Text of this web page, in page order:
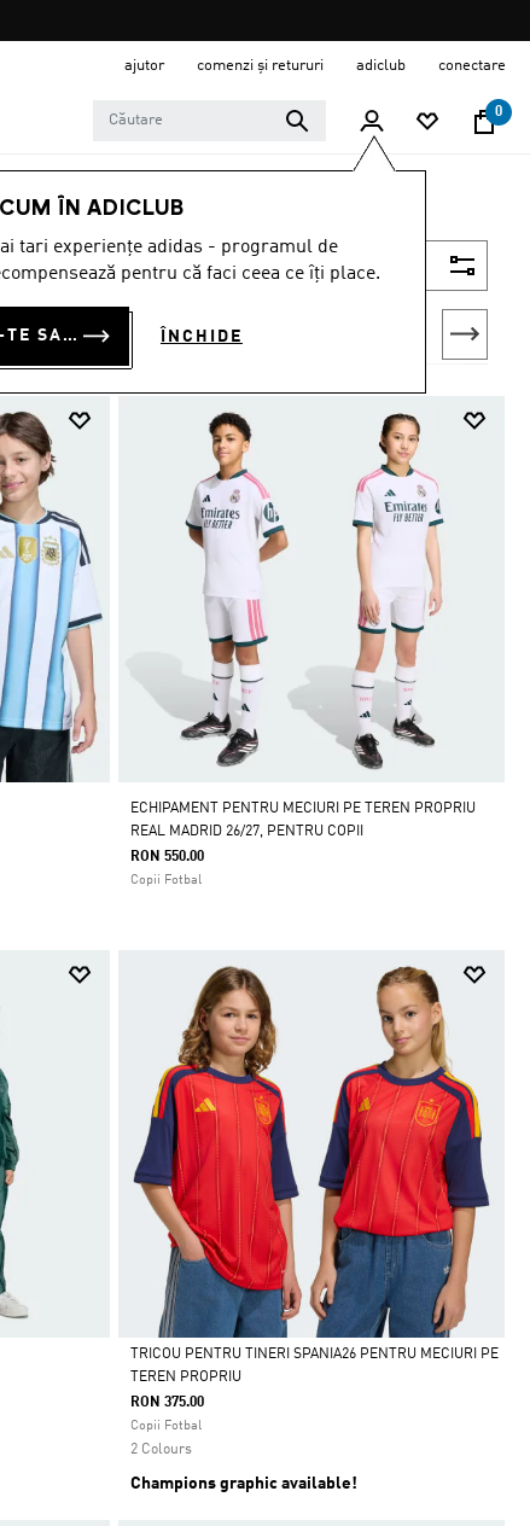
ajutor comenzi și retururi adiclub conectare
0
ÎN ADICLUB
tari experiențe adidas - programul de
pentru că faci ceea ce îți place.
CONECTEAZĂ-TE SAU ÎNSCRIE-TE ACUM ÎNCHIDE
Filtrează
de trening Treninguri Pantaloni Toată îmbrăcămintea
ECHIPAMENT PENTRU MECIURI PE TEREN PROPRIU
REAL MADRID 26/27, PENTRU COPII
RON 550.00
Copii Fotbal
Da
TRICOU PENTRU TINERI SPANIA26 PENTRU MECIURI PE
TEREN PROPRIU
RON 375.00
Copii Fotbal
2 Colours
Champions graphic available!